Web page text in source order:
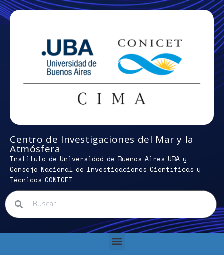
Centro de Investigaciones del Mar y la
Atmósfera
Instituto de Universidad de Buenos Aires UBA y
Consejo Nacional de Investigaciones Científicas y
Técnicas CONICET